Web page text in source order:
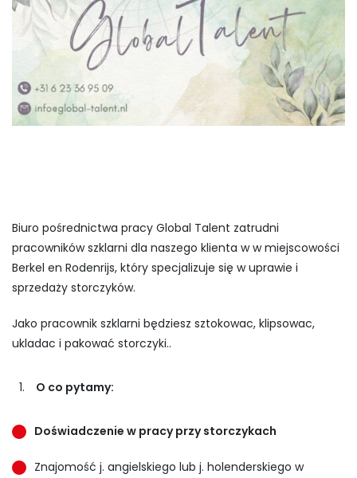
Biuro pośrednictwa pracy Global Talent zatrudni
pracowników szklarni dla naszego klienta w w miejscowości
Berkel en Rodenrijs, który specjalizuje się w uprawie i
sprzedaży storczyków.
Jako pracownik szklarni będziesz sztokowac, klipsowac,
ukladac i pakować storczyki..
O co pytamy:
Doświadczenie w pracy przy storczykach
Znajomość j. angielskiego lub j. holenderskiego w